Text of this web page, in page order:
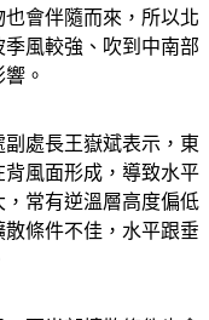
會伴隨而來，所以北
風較強、吹到中南部
處長王嶽斌表示，東
風面形成，導致水平
常有逆溫層高度偏低
條件不佳，水平跟垂